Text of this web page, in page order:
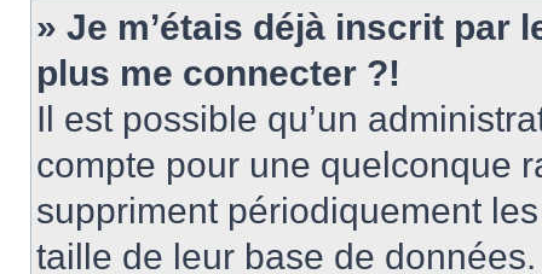
» Je m’étais déjà inscrit par
plus me connecter ?!
Il est possible qu’un
compte pour une quelconque
suppriment périodiquement
taille de leur base de